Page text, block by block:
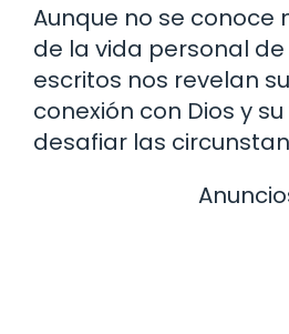
Aunque no se conoce
de la vida personal de
escritos nos revelan
conexión con Dios y
desafiar las